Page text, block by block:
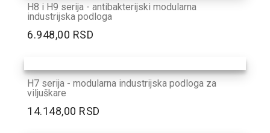
H8 i H9 serija - antibakterijski modularna
industrijska podloga
6.948,00 RSD
H7 serija - modularna industrijska podloga za
viljuškare
14.148,00 RSD